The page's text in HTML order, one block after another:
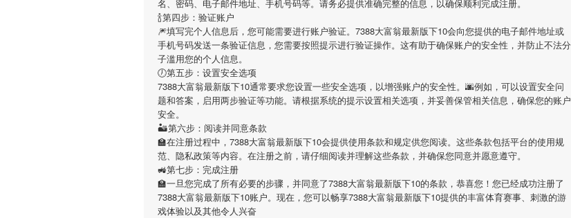
名、密码、电子邮件地址、手机号码等。请务必提供准确完整的信息，以确保顺利完成注册。
🍾第四步：验证账户
🎆填写完个人信息后，您可能需要进行账户验证。 7388大富翁最新版下10会向您提供的电子邮件地址或
手机号码发送一条验证信息，您需要按照提示进行验证操作。这有助于确保账户的安全性，并防止不法分
子滥用您的个人信息。
🕖第五步：设置安全选项
7388大富翁最新版下10通常要求您设置一些安全选项，以增强账户的安全性。🌆例如，可以设置安全问
题和答案，启用两步验证等功能。请根据系统的提示设置相关选项，并妥善保管相关信息，确保您的账户
安全。
🏜第六步：阅读并同意条款
🏫在注册过程中， 7388大富翁最新版下10会提供使用条款和规定供您阅读。这些条款包括平台的使用规
范、隐私政策等内容。在注册之前，请仔细阅读并理解这些条款，并确保您同意并愿意遵守。
🚜第七步：完成注册
🏫一旦您完成了所有必要的步骤，并同意了7388大富翁最新版下10的条款，恭喜您！您已经成功注册了
7388大富翁最新版下10账户。现在，您可以畅享7388大富翁最新版下10提供的丰富体育赛事、刺激的游
戏体验以及其他令人兴奋